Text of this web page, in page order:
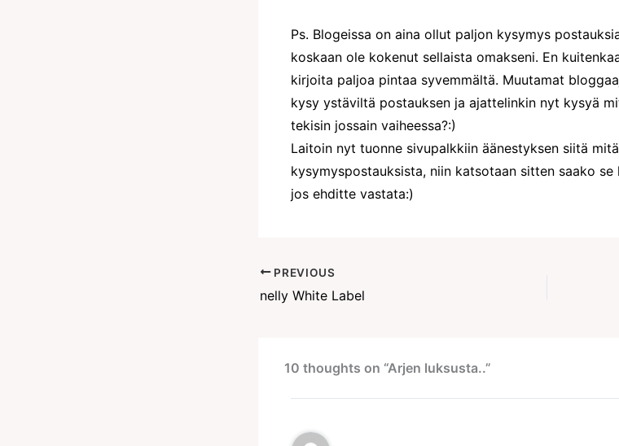
Ps. Blogeissa on aina ollut paljon kysymys
koskaan ole kokenut sellaista omakseni. En
kirjoita paljoa pintaa syvemmältä. Muutamat
kysy ystäviltä postauksen ja ajattelinkin nyt kysyä
tekisin jossain vaiheessa?:)
Laitoin nyt tuonne sivupalkkiin äänestyksen siitä
kysymyspostauksista, niin katsotaan sitten saako
jos ehditte vastata:)
PREVIOUS
nelly White Label
10 thoughts on “Arjen luksusta..”